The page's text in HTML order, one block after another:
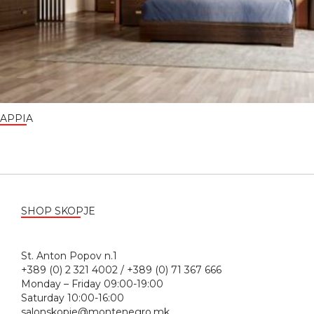
APPIA
SHOP SKOPJE
St. Anton Popov n.1
+389 (0) 2 321 4002 / +389 (0) 71 367 666
Monday – Friday 09:00-19:00
Saturday 10:00-16:00